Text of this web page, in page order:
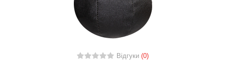
Відгуки (0)